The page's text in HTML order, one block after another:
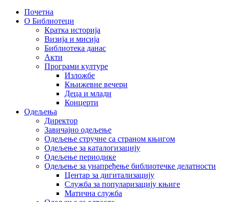
Почетна
О Библиотеци
Кратка историја
Визија и мисија
Библиотека данас
Акти
Програми културе
Изложбе
Књижевне вечери
Деца и млади
Концерти
Одељења
Директор
Завичајно одељење
Одељење стручне са страном књигом
Одељење за каталогизацију
Одељење периодике
Одељење за унапређење библиотечке делатности
Центар за дигитализацију
Служба за популаризацију књиге
Матична служба